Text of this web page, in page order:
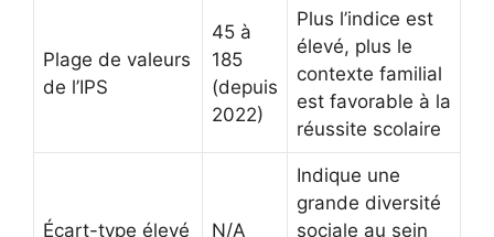
Plage de valeurs
de l’IPS
45 à
185
(depuis
2022)
Plus l’indice est
élevé, plus le
contexte familial
est favorable à la
réussite scolaire
Écart-type élevé N/A
Indique une
grande diversité
sociale au sein